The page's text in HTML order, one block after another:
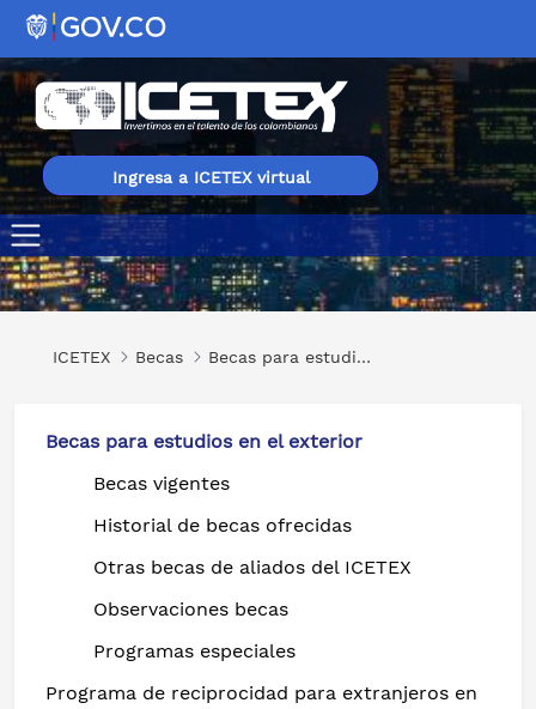
Ingresa a ICETEX virtual
Programa de Investigación para Profesores de Primaria
ICETEX Becas Becas para estudios en el exterior
Becas para estudios en el exterior
Becas vigentes
Historial de becas ofrecidas
Otras becas de aliados del ICETEX
Observaciones becas
Programas especiales
Programa de reciprocidad para extranjeros en